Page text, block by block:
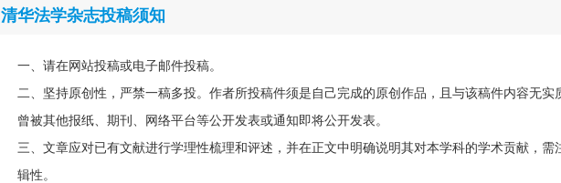
清华法学杂志投稿须知
一、请在网站投稿或电子邮件投稿。
二、坚持原创性，严禁一稿多投。作者所投稿件须是自己完成的原创作品，且与该稿件内容无实
曾被其他报纸、期刊、网络平台等公开发表或通知即将公开发表。
三、文章应对已有文献进行学理性梳理和评述，并在正文中明确说明其对本学科的学术贡献，需
辑性。